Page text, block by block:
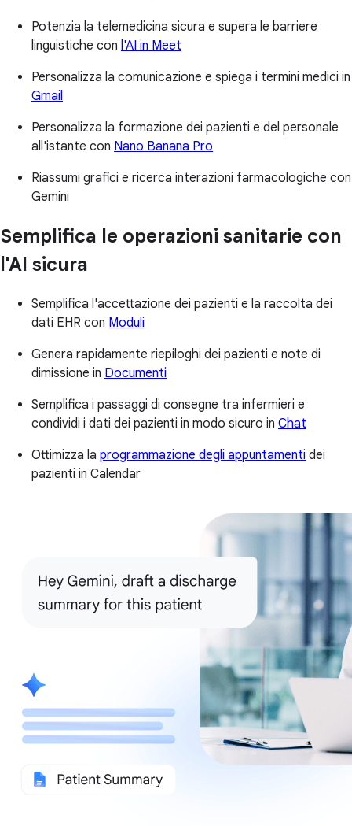
Potenzia la telemedicina sicura e supera le barriere
linguistiche con l'AI in Meet
Personalizza la comunicazione e spiega i termini medici in
Gmail
Personalizza la formazione dei pazienti e del personale
all'istante con Nano Banana Pro
Riassumi grafici e ricerca interazioni farmacologiche con
Gemini
Semplifica le operazioni sanitarie con
l'AI sicura
Semplifica l'accettazione dei pazienti e la raccolta dei
dati EHR con Moduli
Genera rapidamente riepiloghi dei pazienti e note di
dimissione in Documenti
Semplifica i passaggi di consegne tra infermieri e
condividi i dati dei pazienti in modo sicuro in Chat
Ottimizza la programmazione degli appuntamenti dei
pazienti in Calendar